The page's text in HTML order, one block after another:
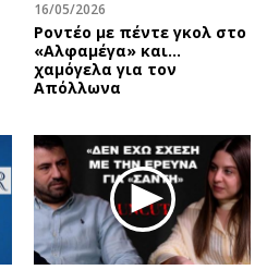
16/05/2026
Ροντέο με πέντε γκολ στο
«Αλφαμέγα» και…
χαμόγελα για τον
Απόλλωνα